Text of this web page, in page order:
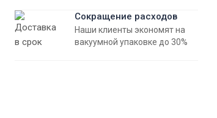
Сокращение расходов
Наши клиенты экономят на
вакуумной упаковке до 30%